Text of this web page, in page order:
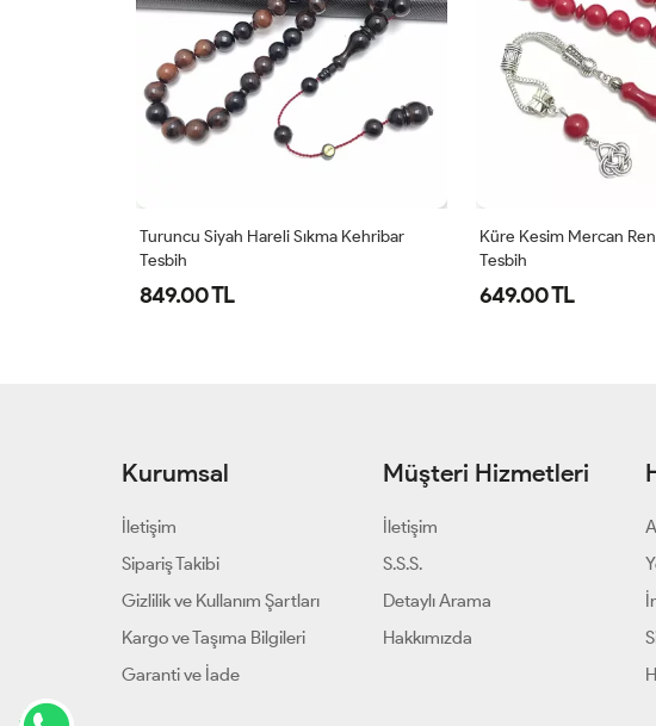
Turuncu Siyah Hareli Sıkma Kehribar
Tesbih
849.00 TL
Küre Kesim Mercan
Tesbih
649.00 TL
Kurumsal
İletişim
Sipariş Takibi
Gizlilik ve Kullanım Şartları
Kargo ve Taşıma Bilgileri
Garanti ve İade
Müşteri Hizmetleri
İletişim
S.S.S.
Detaylı Arama
Hakkımızda